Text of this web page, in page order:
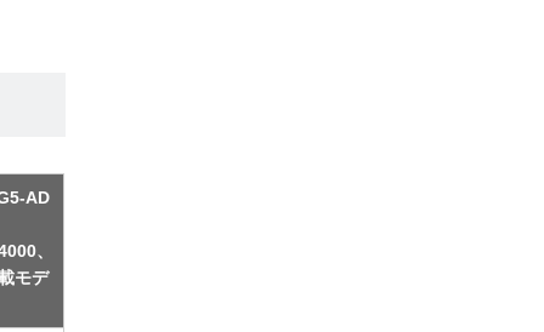
AD
、
モデ